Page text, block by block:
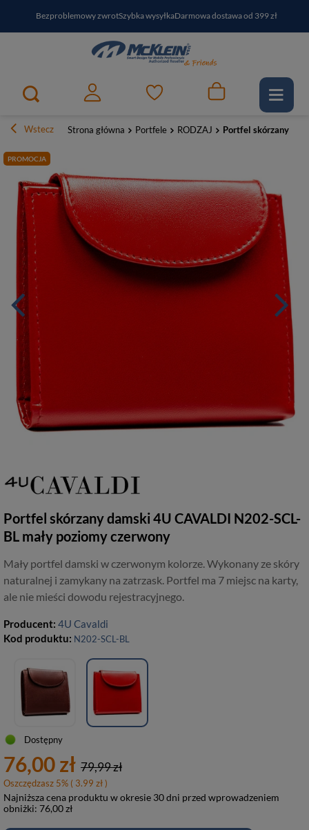
Bezproblemowy zwrotSzybka wysyłkaDarmowa dostawa od 399 zł
PayPo - kup i zapłać za30 dniZapisz się do newslettera i odbierz RABAT
Wstecz Strona główna Portfele RODZAJ Portfel skórzany
PROMOCJA
Portfel skórzany damski 4U CAVALDI N202-SCL-
BL mały poziomy czerwony
Mały portfel damski w czerwonym kolorze. Wykonany ze skóry
naturalnej i zamykany na zatrzask. Portfel ma 7 miejsc na karty,
ale nie mieści dowodu rejestracyjnego.
Producent: 4U Cavaldi
Kod produktu: N202-SCL-BL
Dostępny
76,00 zł 79,99 zł
Oszczędzasz 5% ( 3.99 zł )
Najniższa cena produktu w okresie 30 dni przed wprowadzeniem
obniżki: 76,00 zł